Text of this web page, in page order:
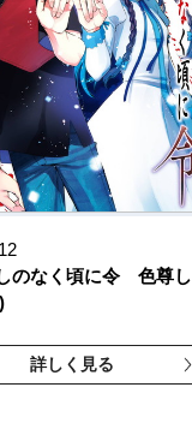
のなく頃に令 色尊し
詳しく見る